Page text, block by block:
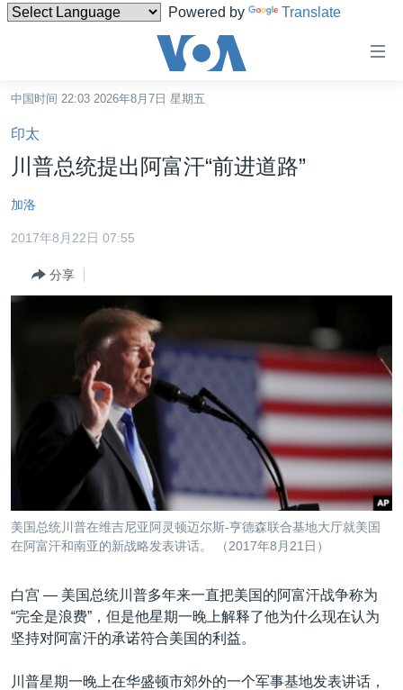
Powered by Translate
碍
链
接
跳
转
内
转
检
中国
台湾
港澳
国际
最新国际新闻
全球议题
经济·金融·贸易
人权·法律·宗教
科教·文娱·体健
美国建国250周年
埃博拉疫情
重要讲话与声明
台海两岸关系
VOA今日焦点
关注我们
其他语言网站
中国时间 22:03 2026年8月7日 星期五
印太
川普总统提出阿富汗“前进道路”
加洛
2017年8月22日 07:55
分享
美国总统川普在维吉尼亚阿灵顿迈尔斯-亨德森联合基地大厅就美国
在阿富汗和南亚的新战略发表讲话。 （2017年8月21日）
白宫 — 美国总统川普多年来一直把美国的阿富汗战争称为
“完全是浪费”，但是他星期一晚上解释了他为什么现在认为
坚持对阿富汗的承诺符合美国的利益。
川普星期一晚上在华盛顿市郊外的一个军事基地发表讲话，